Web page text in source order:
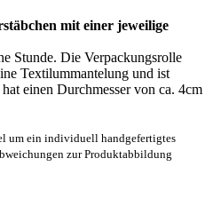
mit einer jeweilige
Stunde. Die Verpackungsrolle
Textilummantelung und ist
einen Durchmesser von ca. 4cm
um ein individuell handgefertigtes
zur Produktabbildung